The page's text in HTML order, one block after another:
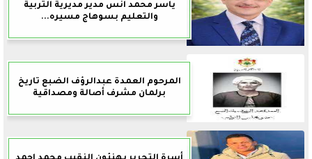
ياسر محمد انس مدير مديرية التربية
والتعليم بسوهاج مسيره...
المرحوم العمدة عبدالرؤف الضبع تاريخ
برلمان مشرف أصالة ومصداقية